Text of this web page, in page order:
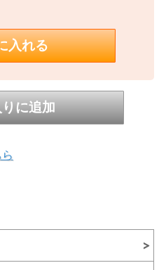
ておりますアテンションタグ、
ー等の環境により実際の色味と
おかけしますが、予めご了承の
し上げます。